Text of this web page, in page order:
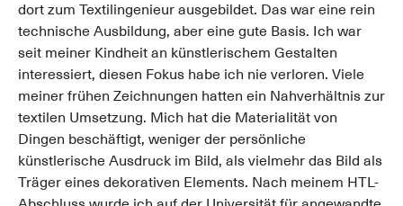
dort zum Textilingenieur ausgebildet. Das war eine rein
technische Ausbildung, aber eine gute Basis. Ich war
seit meiner Kindheit an künstlerischem Gestalten
interessiert, diesen Fokus habe ich nie verloren. Viele
meiner frühen Zeichnungen hatten ein Nahverhältnis zur
textilen Umsetzung. Mich hat die Materialität von
Dingen beschäftigt, weniger der persönliche
künstlerische Ausdruck im Bild, als vielmehr das Bild als
Träger eines dekorativen Elements. Nach meinem HTL-